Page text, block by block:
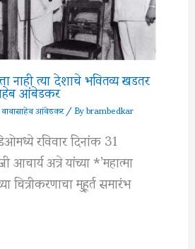
नाही त्या देशाचे भवितव्य खडतर
आंबेडकर
बाबासाहेब आंबेडकर/ Bybrambedkar
रविवार दिनांक 31
आचार्य अत्रे यांच्या *’महात्मा
चित्रीकरणाचा मुहूर्त समारंभ